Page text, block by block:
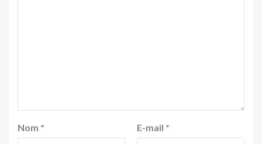
Nom * E-mail *